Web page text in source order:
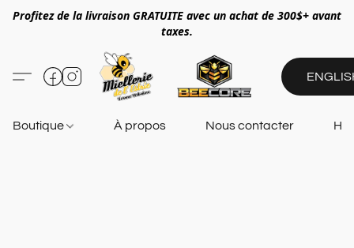
Profitez de la livraison GRATUITE avec un achat de 300$+ avant
taxes.
Boutique À propos Nous contacter